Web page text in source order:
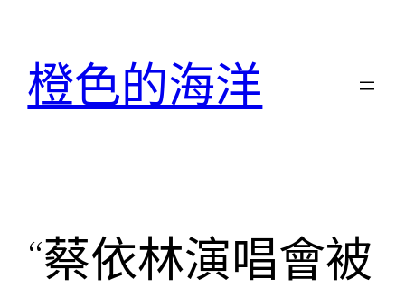
橙色的海洋
“蔡依林演唱會被